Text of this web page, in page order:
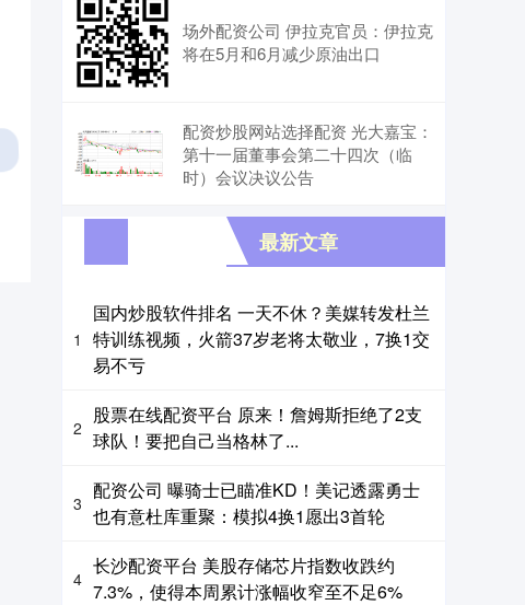
场外配资公司 伊拉克官员：伊拉克
将在5月和6月减少原油出口
配资炒股网站选择配资 光大嘉宝：
第十一届董事会第二十四次（临
时）会议决议公告
最新文章
1
国内炒股软件排名 一天不休？美媒转发杜兰
特训练视频，火箭37岁老将太敬业，7换1交
易不亏
2
股票在线配资平台 原来！詹姆斯拒绝了2支
球队！要把自己当格林了...
3
配资公司 曝骑士已瞄准KD！美记透露勇士
也有意杜库重聚：模拟4换1愿出3首轮
4
长沙配资平台 美股存储芯片指数收跌约
7.3%，使得本周累计涨幅收窄至不足6%